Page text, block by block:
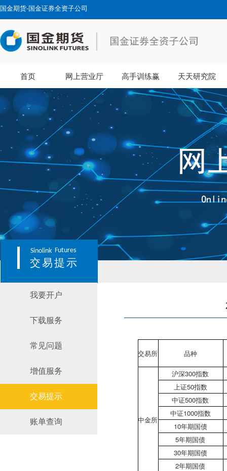
国金期货-国金证券全资子公司
首页 网上营业厅 高手训练赢 天天研究院
Sinolink Futures
交易提示
我要开户
下载服务
常见问题
增值服务
交易提示
账单查询
交易所 品种
中金所
沪深300指数
上证50指数
中证500指数
中证1000指数
10年期国债
5年期国债
30年期国债
2年期国债